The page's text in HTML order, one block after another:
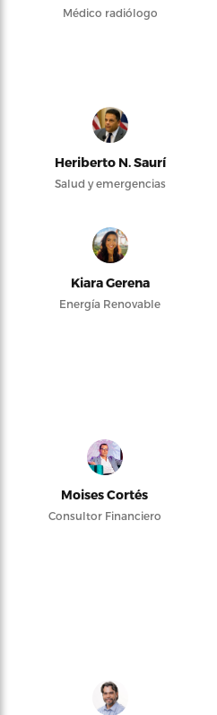
Médico radiólogo
Heriberto N. Saurí
Salud y emergencias
Kiara Gerena
Energía Renovable
Moises Cortés
Consultor Financiero